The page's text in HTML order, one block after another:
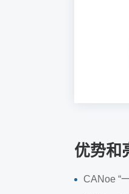
优势和
CANoe “